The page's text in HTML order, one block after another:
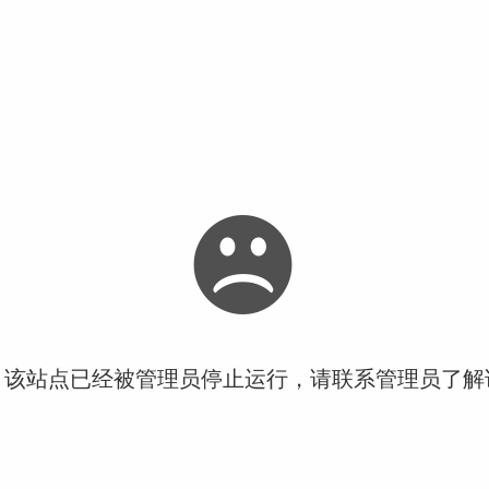
站点已经被管理员停止运行，请联系管理员了